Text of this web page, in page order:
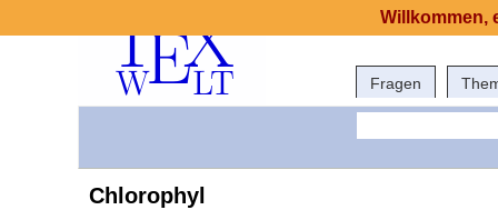
Fragen
Chlorophyl
Willkommen,